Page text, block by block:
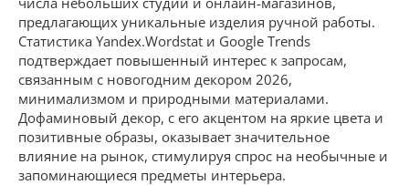
предлагающих уникальные изделия ручной работы.
Статистика Yandex.Wordstat и Google Trends
подтверждает повышенный интерес к запросам,
связанным с новогодним декором 2026,
минимализмом и природными материалами.
Дофаминовый декор, с его акцентом на яркие цвета и
позитивные образы, оказывает значительное
влияние на рынок, стимулируя спрос на необычные и
запоминающиеся предметы интерьера.